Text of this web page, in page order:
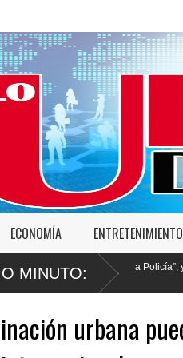
ECONOMÍA ENTRETENIMIENTO
MINUTO:
la Policía”, y promete cero
urbana